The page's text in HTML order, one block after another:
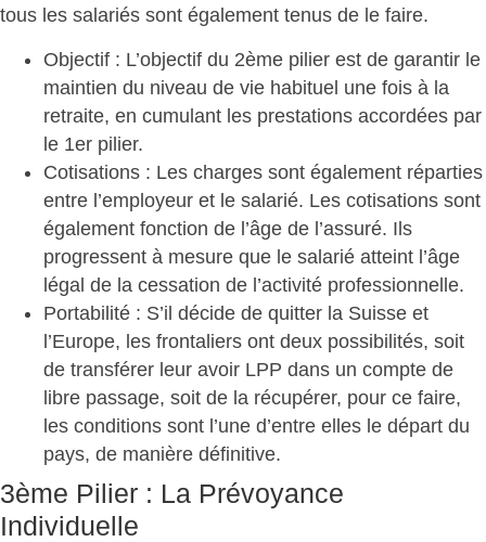
tous les salariés sont également tenus de le faire.
Objectif : L’objectif du 2ème pilier est de garantir le
maintien du niveau de vie habituel une fois à la
retraite, en cumulant les prestations accordées par
le 1er pilier.
Cotisations : Les charges sont également réparties
entre l’employeur et le salarié. Les cotisations sont
également fonction de l’âge de l’assuré. Ils
progressent à mesure que le salarié atteint l’âge
légal de la cessation de l’activité professionnelle.
Portabilité : S’il décide de quitter la Suisse et
l’Europe, les frontaliers ont deux possibilités, soit
de transférer leur avoir LPP dans un compte de
libre passage, soit de la récupérer, pour ce faire,
les conditions sont l’une d’entre elles le départ du
pays, de manière définitive.
3ème Pilier : La Prévoyance
Individuelle